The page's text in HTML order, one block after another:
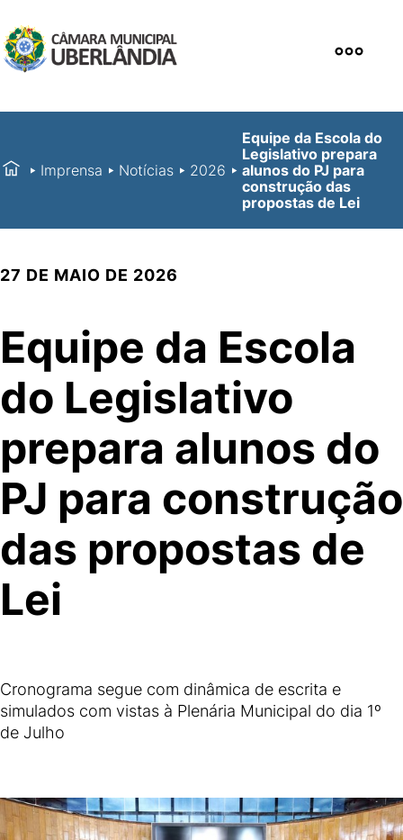
Imprensa Notícias 2026
Equipe da Escola do
Legislativo prepara
alunos do PJ para
construção das
propostas de Lei
27 DE MAIO DE 2026
Equipe da Escola
do Legislativo
prepara alunos do
PJ para construção
das propostas de
Lei
Cronograma segue com dinâmica de escrita e
simulados com vistas à Plenária Municipal do dia 1º
de Julho